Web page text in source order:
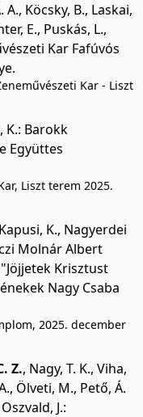
A., Köcsky, B., Laskai,
E., Puskás, L.,
Kar Fafúvós
Kar - Liszt
K.: Barokk
Együttes
Liszt terem 2025.
Kapusi, K., Nagyerdei
Molnár Albert
"Jöjjetek Krisztust
Nagy Csaba
2025. december
Z., Nagy, T. K., Viha,
, Ölveti, M., Pető, Á.
Oszvald, J.: